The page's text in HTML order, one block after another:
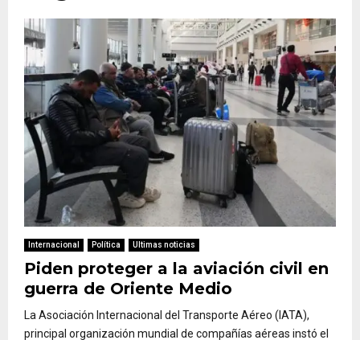
Internacional Política Ultimas noticias
Piden proteger a la aviación civil en
guerra de Oriente Medio
La Asociación Internacional del Transporte Aéreo (IATA),
principal organización mundial de compañías aéreas instó el